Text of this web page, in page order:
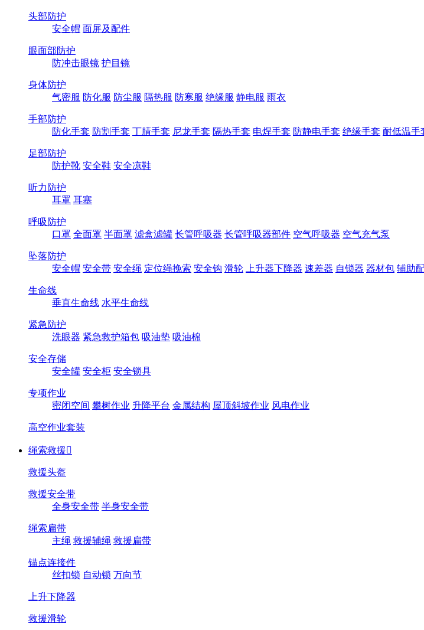
头部防护
安全帽 面屏及配件
眼面部防护
防冲击眼镜 护目镜
身体防护
气密服 防化服 防尘服 隔热服 防寒服 绝缘服 静电服 雨衣
手部防护
防化手套 防割手套 丁腈手套 尼龙手套 隔热手套 电焊手套 防静电手套 绝缘手套 耐低温手
足部防护
防护靴 安全鞋 安全凉鞋
听力防护
耳罩 耳塞
呼吸防护
口罩 全面罩 半面罩 滤盒滤罐 长管呼吸器 长管呼吸器部件 空气呼吸器 空气充气泵
坠落防护
安全帽 安全带 安全绳 定位绳挽索 安全钩 滑轮 上升器下降器 速差器 自锁器 器材包 辅助
生命线
垂直生命线 水平生命线
紧急防护
洗眼器 紧急救护箱包 吸油垫 吸油棉
安全存储
安全罐 安全柜 安全锁具
专项作业
密闭空间 攀树作业 升降平台 金属结构 屋顶斜坡作业 风电作业
高空作业套装
绳索救援
救援头盔
救援安全带
全身安全带 半身安全带
绳索扁带
主绳 救援辅绳 救援扁带
锚点连接件
丝扣锁 自动锁 万向节
上升下降器
救援滑轮